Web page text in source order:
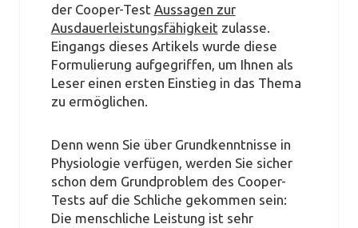
der Cooper-Test Aussagen zur
Ausdauerleistungsfähigkeit zulasse.
Eingangs dieses Artikels wurde diese
Formulierung aufgegriffen, um Ihnen als
Leser einen ersten Einstieg in das Thema
zu ermöglichen.
Denn wenn Sie über Grundkenntnisse in
Physiologie verfügen, werden Sie sicher
schon dem Grundproblem des Cooper-
Tests auf die Schliche gekommen sein:
Die menschliche Leistung ist sehr